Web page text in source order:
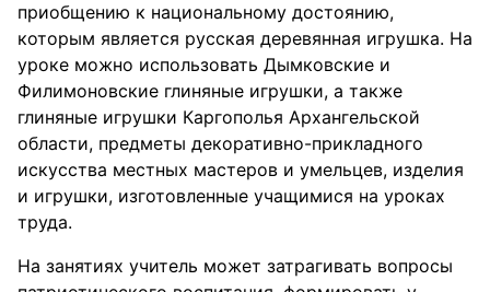
приобщению к национальному достоянию,
которым является русская деревянная игрушка. На
уроке можно использовать Дымковские и
Филимоновские глиняные игрушки, а также
глиняные игрушки Каргополья Архангельской
области, предметы декоративно-прикладного
искусства местных мастеров и умельцев, изделия
и игрушки, изготовленные учащимися на уроках
труда.
На занятиях учитель может затрагивать вопросы